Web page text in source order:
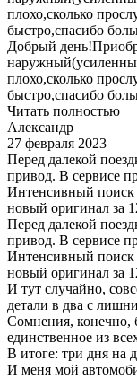
плохо,сколько
быстро,спасибо
Добрый
плохо,сколько
быстро,спасибо
Читать полностью
Александр
27 февраля 2023
Перед далекой
привод. В сервисе
Интенсивный поиск
новый оригинал за
Перед далекой
привод. В сервисе
Интенсивный поиск
новый оригинал за
И тут случайно,
детали в два с
Сомнения, конечно,
единственное из
В итоге: три дня на
И меня мой